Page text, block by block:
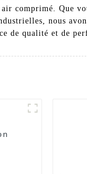
comprimé. Que
nous
de qualité et de